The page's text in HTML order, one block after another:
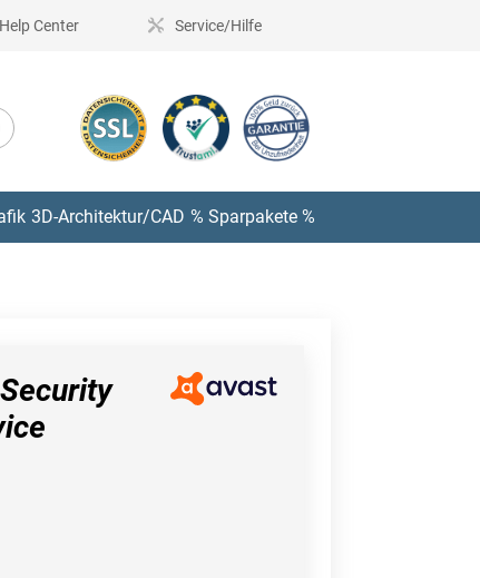
Help Center Service/Hilfe
3D-Architektur/CAD % Sparpakete %